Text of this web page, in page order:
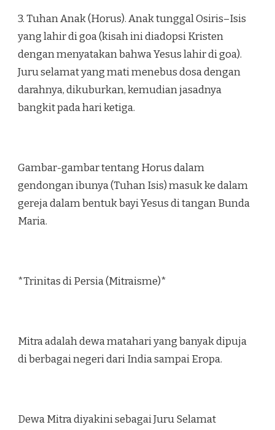
3. Tuhan Anak (Horus). Anak tunggal Osiris–Isis
yang lahir di goa (kisah ini diadopsi Kristen
dengan menyatakan bahwa Yesus lahir di goa).
Juru selamat yang mati menebus dosa dengan
darahnya, dikuburkan, kemudian jasadnya
bangkit pada hari ketiga.
Gambar-gambar tentang Horus dalam
gendongan ibu­nya (Tuhan Isis) masuk ke dalam
gereja dalam bentuk bayi Yesus di tangan Bunda
Maria.
*Trinitas di Persia (Mitraisme)*
Mitra adalah dewa matahari yang banyak dipuja
di berbagai negeri dari India sampai Eropa.
Dewa Mitra diyakini sebagai Juru Selamat